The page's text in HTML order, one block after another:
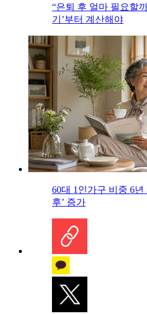
“은퇴 후 얼마 필요할
기’부터 계산해야
60대 1인가구 비중 6년
후’ 증가